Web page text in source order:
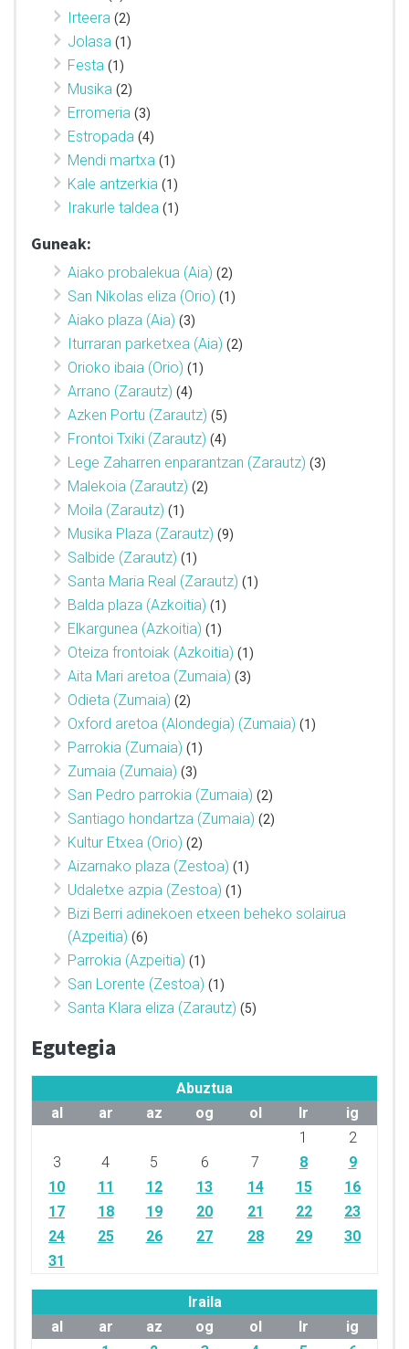
Irteera (2)
Jolasa (1)
Festa (1)
Musika (2)
Erromeria (3)
Estropada (4)
Mendi martxa (1)
Kale antzerkia (1)
Irakurle taldea (1)
Guneak:
Aiako probalekua (Aia) (2)
San Nikolas eliza (Orio) (1)
Aiako plaza (Aia) (3)
Iturraran parketxea (Aia) (2)
Orioko ibaia (Orio) (1)
Arrano (Zarautz) (4)
Azken Portu (Zarautz) (5)
Frontoi Txiki (Zarautz) (4)
Lege Zaharren enparantzan (Zarautz) (3)
Malekoia (Zarautz) (2)
Moila (Zarautz) (1)
Musika Plaza (Zarautz) (9)
Salbide (Zarautz) (1)
Santa Maria Real (Zarautz) (1)
Balda plaza (Azkoitia) (1)
Elkargunea (Azkoitia) (1)
Oteiza frontoiak (Azkoitia) (1)
Aita Mari aretoa (Zumaia) (3)
Odieta (Zumaia) (2)
Oxford aretoa (Alondegia) (Zumaia) (1)
Parrokia (Zumaia) (1)
Zumaia (Zumaia) (3)
San Pedro parrokia (Zumaia) (2)
Santiago hondartza (Zumaia) (2)
Kultur Etxea (Orio) (2)
Aizarnako plaza (Zestoa) (1)
Udaletxe azpia (Zestoa) (1)
Bizi Berri adinekoen etxeen beheko solairua
(Azpeitia) (6)
Parrokia (Azpeitia) (1)
San Lorente (Zestoa) (1)
Santa Klara eliza (Zarautz) (5)
Egutegia
Abuztua
al
ar az og ol lr
ig
1
2
3
4 5 6 7 8
9
10
11 12 13 14 15
16
17
18 19 20 21 22
23
24
25 26 27 28 29
30
31
Iraila
al
ar az og ol lr
ig